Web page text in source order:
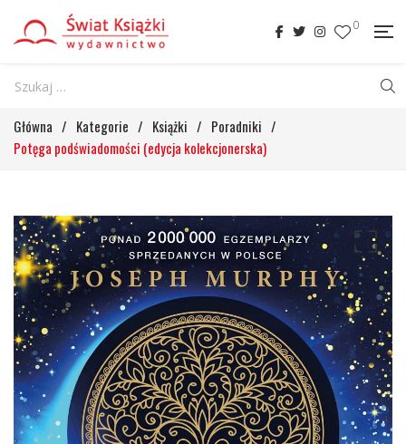
0
Główna / Kategorie / Książki / Poradniki /
Potęga podświadomości (edycja kolekcjonerska)